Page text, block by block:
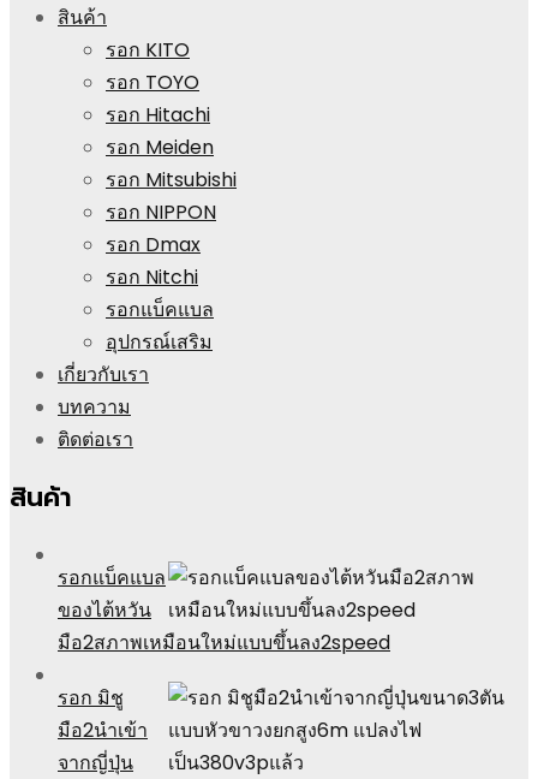
สินค้า
รอก KITO
รอก TOYO
รอก Hitachi
รอก Meiden
รอก Mitsubishi
รอก NIPPON
รอก Dmax
รอก Nitchi
รอกแบ็คแบล
อุปกรณ์เสริม
เกี่ยวกับเรา
บทความ
ติดต่อเรา
สินค้า
รอกแบ็คแบล
ของไต้หวัน
มือ2สภาพเหมือนใหม่แบบขึ้นลง2speed
รอก มิชู
มือ2นำเข้า
จากญี่ปุ่น